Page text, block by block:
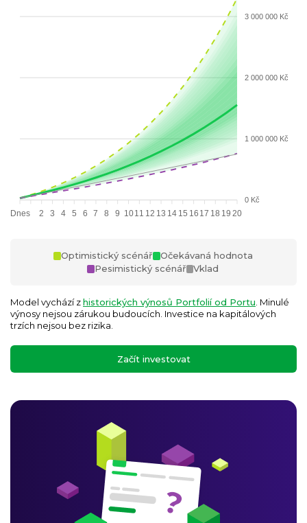
3 000 000 Kč
2 000 000 Kč
1 000 000 Kč
0 Kč
Dnes 2 3 4 5 6 7 8 9 1011 12 13 14 15 16 17 18 19 20
Optimistický scénář
Očekávaná hodnota
Pesimistický scénář
Vklad
Model vychází zhistorických výnosů Portfolií od Portu . Minulé
výnosy nejsou zárukou budoucích. Investice na kapitálových
trzích nejsou bez rizika.
Začít investovat